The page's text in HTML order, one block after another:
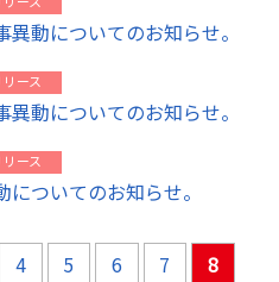
動についてのお知らせ。
ース
動についてのお知らせ。
ース
ついてのお知らせ。
4 5 6 7 8